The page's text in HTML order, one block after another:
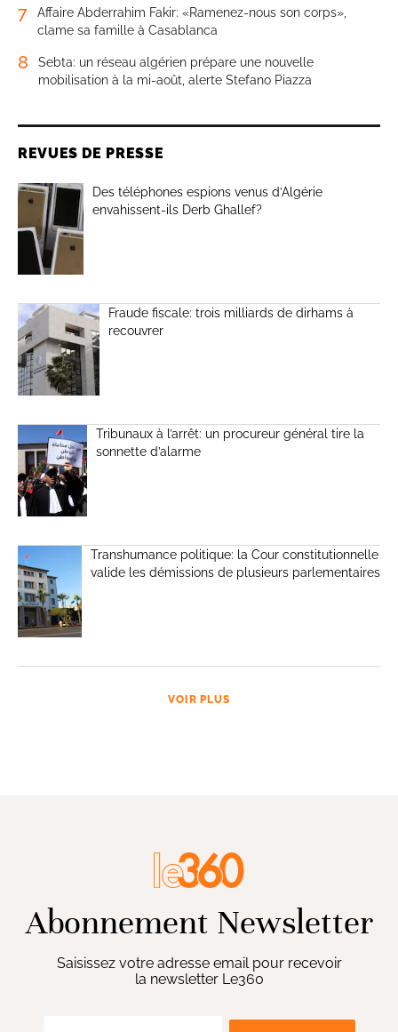
7
Affaire Abderrahim Fakir: «Ramenez-nous son corps»,
clame sa famille à Casablanca
8
Sebta: un réseau algérien prépare une nouvelle
mobilisation à la mi-août, alerte Stefano Piazza
REVUES DE PRESSE
Des téléphones espions venus d’Algérie
envahissent-ils Derb Ghallef?
Fraude fiscale: trois milliards de dirhams à
recouvrer
Tribunaux à l’arrêt: un procureur général tire la
sonnette d’alarme
Transhumance politique: la Cour constitutionnelle
valide les démissions de plusieurs parlementaires
VOIR PLUS
Abonnement Newsletter
Saisissez votre adresse email pour recevoir
la newsletter Le360